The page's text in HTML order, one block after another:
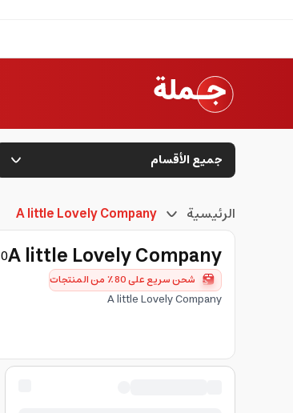
جميع الأقسام
الرئيسية A little Lovely Company
A little Lovely Company
0
شحن سريع على 80٪ من المنتجات
A little Lovely Company